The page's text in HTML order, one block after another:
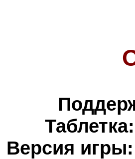
Таблетка:
Версия игры: